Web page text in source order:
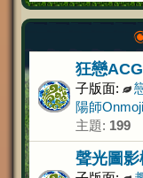
狂戀ACG
子版面:
陽師Onmoji
主題: 199
聲光圖影